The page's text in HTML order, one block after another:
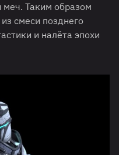
Таким образом
смеси позднего
и налёта эпохи